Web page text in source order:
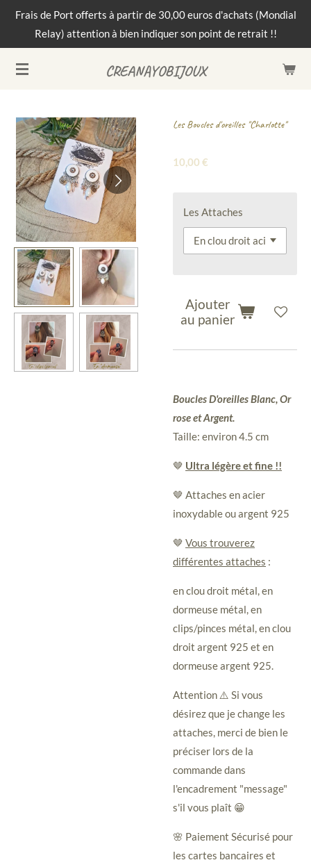
Passer
principal
CREANAYOBIJOUX
Frais de Port offerts à partir de 30,00 euros d'achats (Mondial
Relay) attention à bien indiquer son point de retrait !!
Les Boucles d'oreilles "Charlotte"
10,00 €
Les Attaches
Ajouter
au panier
Boucles D'oreilles Blanc, Or
rose et Argent.
Taille: environ 4.5 cm
🤎 Ultra légère et fine !!
🤎 Attaches en acier
inoxydable ou argent 925
🤎 Vous trouverez
différentes attaches :
en clou droit métal, en
dormeuse métal, en
clips/pinces métal, en clou
droit argent 925 et en
dormeuse argent 925.
Attention ⚠️ Si vous
désirez que je change les
attaches, merci de bien le
préciser lors de la
commande dans
l'encadrement "message"
s'il vous plaît 😁
🌸 Paiement Sécurisé pour
les cartes bancaires et